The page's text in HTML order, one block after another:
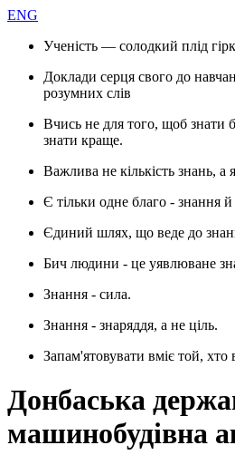
ENG
Ученість — солодкий плід
Доклади серця свого до
розумних слів
Вчись не для того, щоб знати
знати краще.
Важлива не кількість знань, а
Є тільки одне благо - знання
Єдиний шлях, що веде до
Бич людини - це уявлюване
Знання - сила.
Знання - знаряддя, а не ціль.
Запам'ятовувати вміє той,
Донбаська
машинобудівна